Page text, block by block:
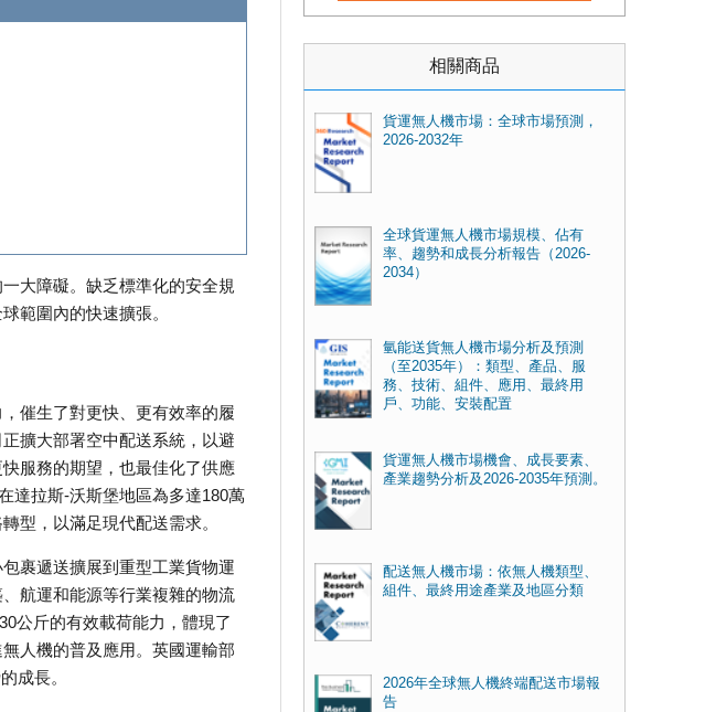
大障礙。缺乏標準化的安全規
範圍內的快速擴張。
催生了對更快、更有效率的履
擴大部署空中配送系統，以避
服務的期望，也最佳化了供應
達拉斯-沃斯堡地區為多達180萬
型，以滿足現代配送需求。
裹遞送擴展到重型工業貨物運
航運和能源等行業複雜的物流
公斤的有效載荷能力，體現了
人機的普及應用。英國運輸部
成長。
相關商品
貨運無人機市場：全球市場預測，
2026-2032年
全球貨運無人機市場規模、佔有
率、趨勢和成長分析報告（2026-
2034）
氫能送貨無人機市場分析及預測
（至2035年）：類型、產品、服
務、技術、組件、應用、最終用
戶、功能、安裝配置
貨運無人機市場機會、成長要素、
產業趨勢分析及2026-2035年預測。
配送無人機市場：依無人機類型、
組件、最終用途產業及地區分類
2026年全球無人機終端配送市場報
告